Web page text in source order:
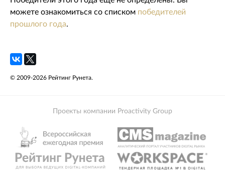
можете ознакомиться со списком победителей
прошлого года.
© 2009-2026 Рейтинг Рунета.
Проекты компании Proactivity Group